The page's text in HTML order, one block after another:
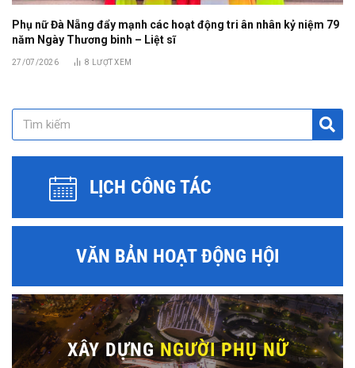
Phụ nữ Đà Nẵng đẩy mạnh các hoạt động tri ân nhân kỷ niệm 79
năm Ngày Thương binh – Liệt sĩ
27/07/2026 8 LƯỢT XEM
LỊCH CÔNG TÁC
VĂN BẢN HOẠT ĐỘNG HỘI
XÂY DỰNGNGƯỜI PHỤ NỮ